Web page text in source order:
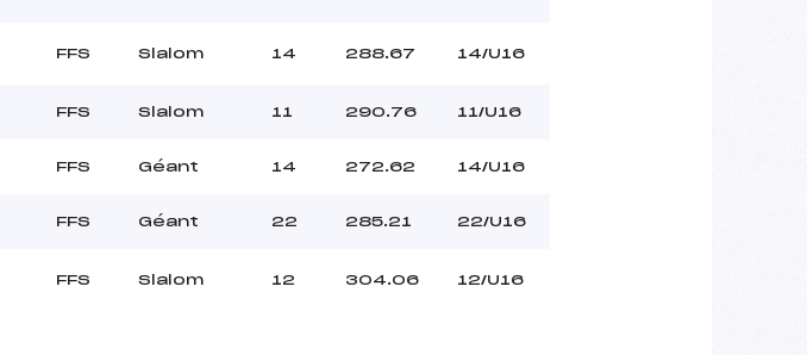
FFS Slalom 14 288.67 14/U16
FFS Slalom 11 290.76 11/U16
FFS Géant 14 272.62 14/U16
FFS Géant 22 285.21 22/U16
FFS Slalom 12 304.06 12/U16